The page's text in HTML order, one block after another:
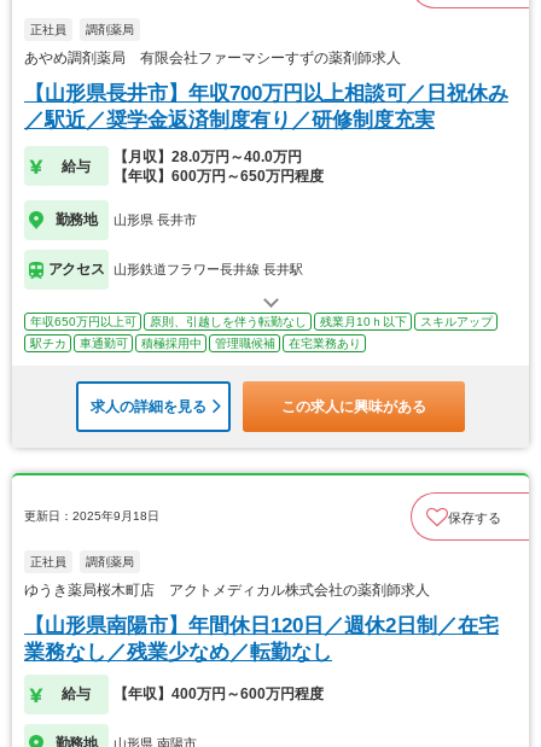
正社員 調剤薬局
あやめ調剤薬局 有限会社ファーマシーすずの薬剤師求人
【山形県長井市】年収700万円以上相談可／日祝休み
／駅近／奨学金返済制度有り／研修制度充実
給与
【月収】28.0万円～40.0万円
【年収】600万円～650万円程度
勤務地 山形県 長井市
アクセス 山形鉄道フラワー長井線 長井駅
年収650万円以上可 原則、引越しを伴う転勤なし 残業月10ｈ以下
スキルアップ
駅チカ
車通勤可 積極採用中 管理職候補 在宅業務あり
求人の詳細を見る この求人に興味がある
更新日：2025年9月18日 保存する
正社員 調剤薬局
ゆうき薬局桜木町店 アクトメディカル株式会社の薬剤師求人
【山形県南陽市】年間休日120日／週休2日制／在宅
業務なし／残業少なめ／転勤なし
給与 【年収】400万円～600万円程度
勤務地 山形県 南陽市